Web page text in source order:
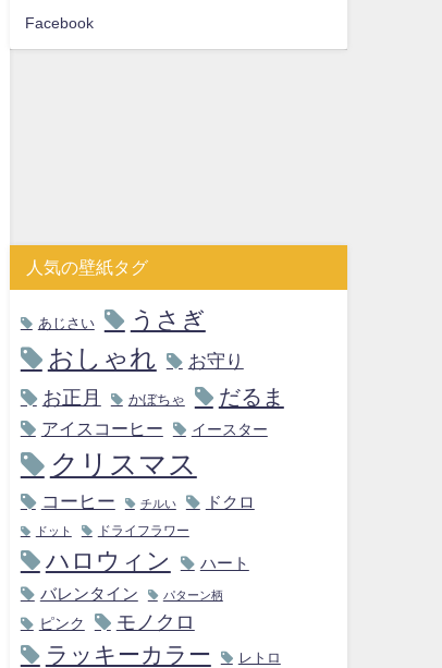
Facebook
人気の壁紙タグ
あじさい うさぎ
おしゃれ お守り
お正月 かぼちゃ だるま
アイスコーヒー イースター
クリスマス
コーヒー チルい ドクロ
ドット ドライフラワー
ハロウィン
ハート
バレンタイン
パターン柄
ピンク モノクロ
ラッキーカラー レトロ